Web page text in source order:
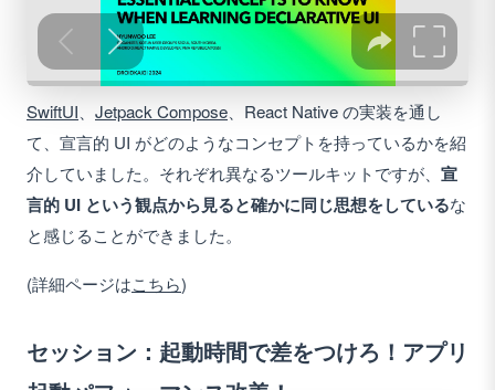
SwiftUI Jetpack Compose 、React Native の実装を通し
て、宣言的 UI がどのようなコンセプトを持っているかを紹
介していました。それぞれ異なるツールキットですが、 宣
言的 UI という観点から見ると確かに同じ思想をしているな
と感じることができました。
(詳細ページはこちら)
セッション：起動時間で差をつけろ！アプリ